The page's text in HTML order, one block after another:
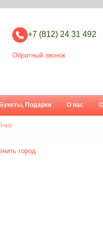
+7 (812) 24 31 492
Обратный звонок
Подарки О нас
город